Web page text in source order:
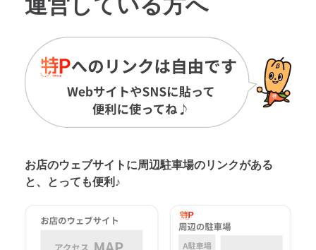
お店のウェブサイトに周辺駐車場のリンクがある
と、とっても便利♪